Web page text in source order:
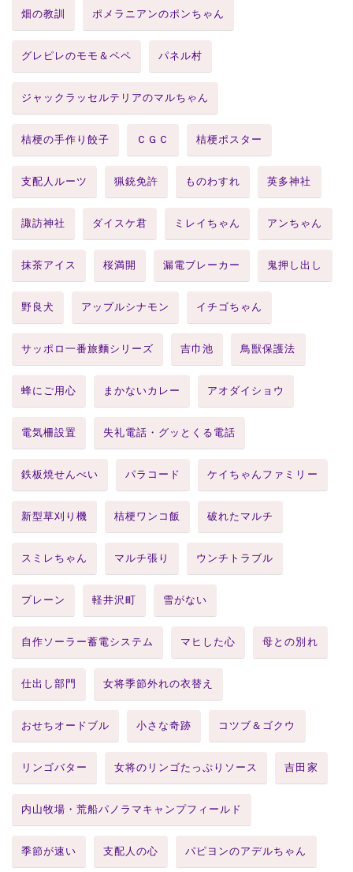
畑の教訓 ポメラニアンのポンちゃん
グレピレのモモ＆ペペ パネル村
ジャックラッセルテリアのマルちゃん
桔梗の手作り餃子 ＣＧＣ 桔梗ポスター
支配人ルーツ 猟銃免許 ものわすれ 英多神社
諏訪神社 ダイスケ君 ミレイちゃん アンちゃん
抹茶アイス 桜満開 漏電ブレーカー 鬼押し出し
野良犬 アップルシナモン イチゴちゃん
サッポロ一番旅麵シリーズ 吉巾池 鳥獣保護法
蜂にご用心 まかないカレー アオダイショウ
電気柵設置 失礼電話・グッとくる電話
鉄板焼せんべい パラコード ケイちゃんファミリー
新型草刈り機 桔梗ワンコ飯 破れたマルチ
スミレちゃん マルチ張り ウンチトラブル
プレーン 軽井沢町 雪がない
自作ソーラー蓄電システム マヒした心 母との別れ
仕出し部門 女将季節外れの衣替え
おせちオードブル 小さな奇跡 コツブ＆ゴクウ
リンゴバター 女将のリンゴたっぷりソース 吉田家
内山牧場・荒船パノラマキャンプフィールド
季節が速い 支配人の心 パピヨンのアデルちゃん